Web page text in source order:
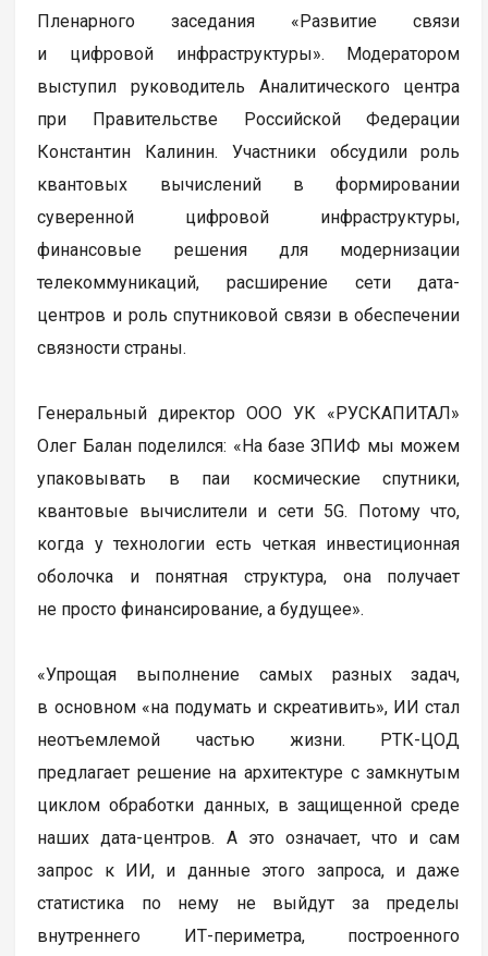
Пленарного заседания «Развитие связи
и цифровой инфраструктуры». Модератором
выступил руководитель Аналитического центра
при Правительстве Российской Федерации
Константин Калинин. Участники обсудили роль
квантовых вычислений в формировании
суверенной цифровой инфраструктуры,
финансовые решения для модернизации
телекоммуникаций, расширение сети дата-
центров и роль спутниковой связи в обеспечении
связности страны.
Генеральный директор ООО УК «РУСКАПИТАЛ»
Олег Балан поделился: «На базе ЗПИФ мы можем
упаковывать в паи космические спутники,
квантовые вычислители и сети 5G. Потому что,
когда у технологии есть четкая инвестиционная
оболочка и понятная структура, она получает
не просто финансирование, а будущее».
«Упрощая выполнение самых разных задач,
в основном «на подумать и скреативить», ИИ стал
неотъемлемой частью жизни. РТК-ЦОД
предлагает решение на архитектуре с замкнутым
циклом обработки данных, в защищенной среде
наших дата-центров. А это означает, что и сам
запрос к ИИ, и данные этого запроса, и даже
статистика по нему не выйдут за пределы
внутреннего ИТ-периметра, построенного